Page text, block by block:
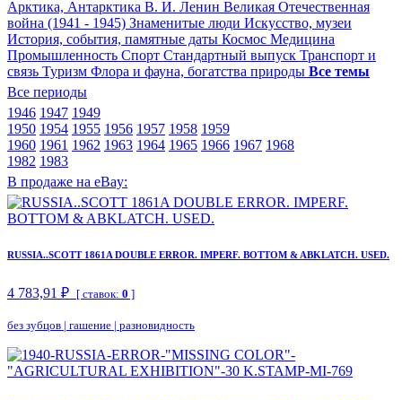
Арктика, Антарктика В. И. Ленин Великая Отечественная
война (1941 - 1945) Знаменитые люди Искусство, музеи
История, события, памятные даты Космос Медицина
Промышленность Спорт Стандартный выпуск Транспорт и
связь Туризм Флора и фауна, богатства природы Все темы
Все периоды
1946 1947 1949
1950 1954 1955 1956 1957 1958 1959
1960 1961 1962 1963 1964 1965 1966 1967 1968
1982 1983
В продаже на eBay:
RUSSIA..SCOTT 1861A DOUBLE ERROR. IMPERF. BOTTOM & ABKLATCH. USED.
4 783,91 ₽ [ ставок: 0 ]
без зубцов | гашение | разновидность